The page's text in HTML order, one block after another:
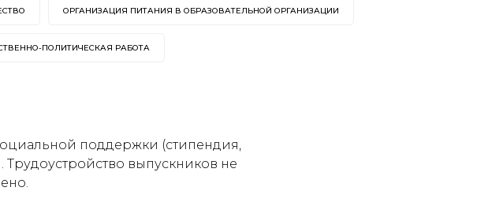
ОРГАНИЗАЦИЯ ПИТАНИЯ В ОБРАЗОВАТЕЛЬНОЙ ОРГАНИЗАЦИИ
ПОЛИТИЧЕСКАЯ РАБОТА
поддержки (стипендия,
выпускников не